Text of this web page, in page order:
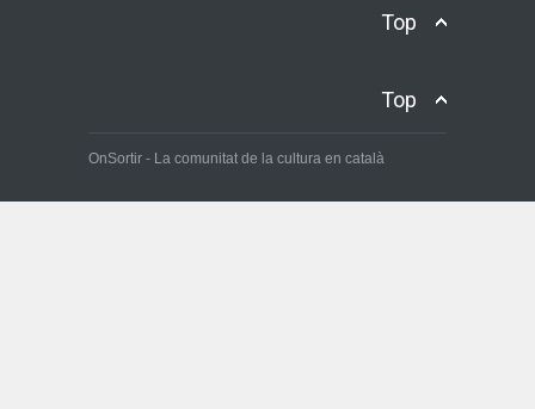
3 de maig de 2025
Top
Top
OnSortir - La comunitat de la cultura en català